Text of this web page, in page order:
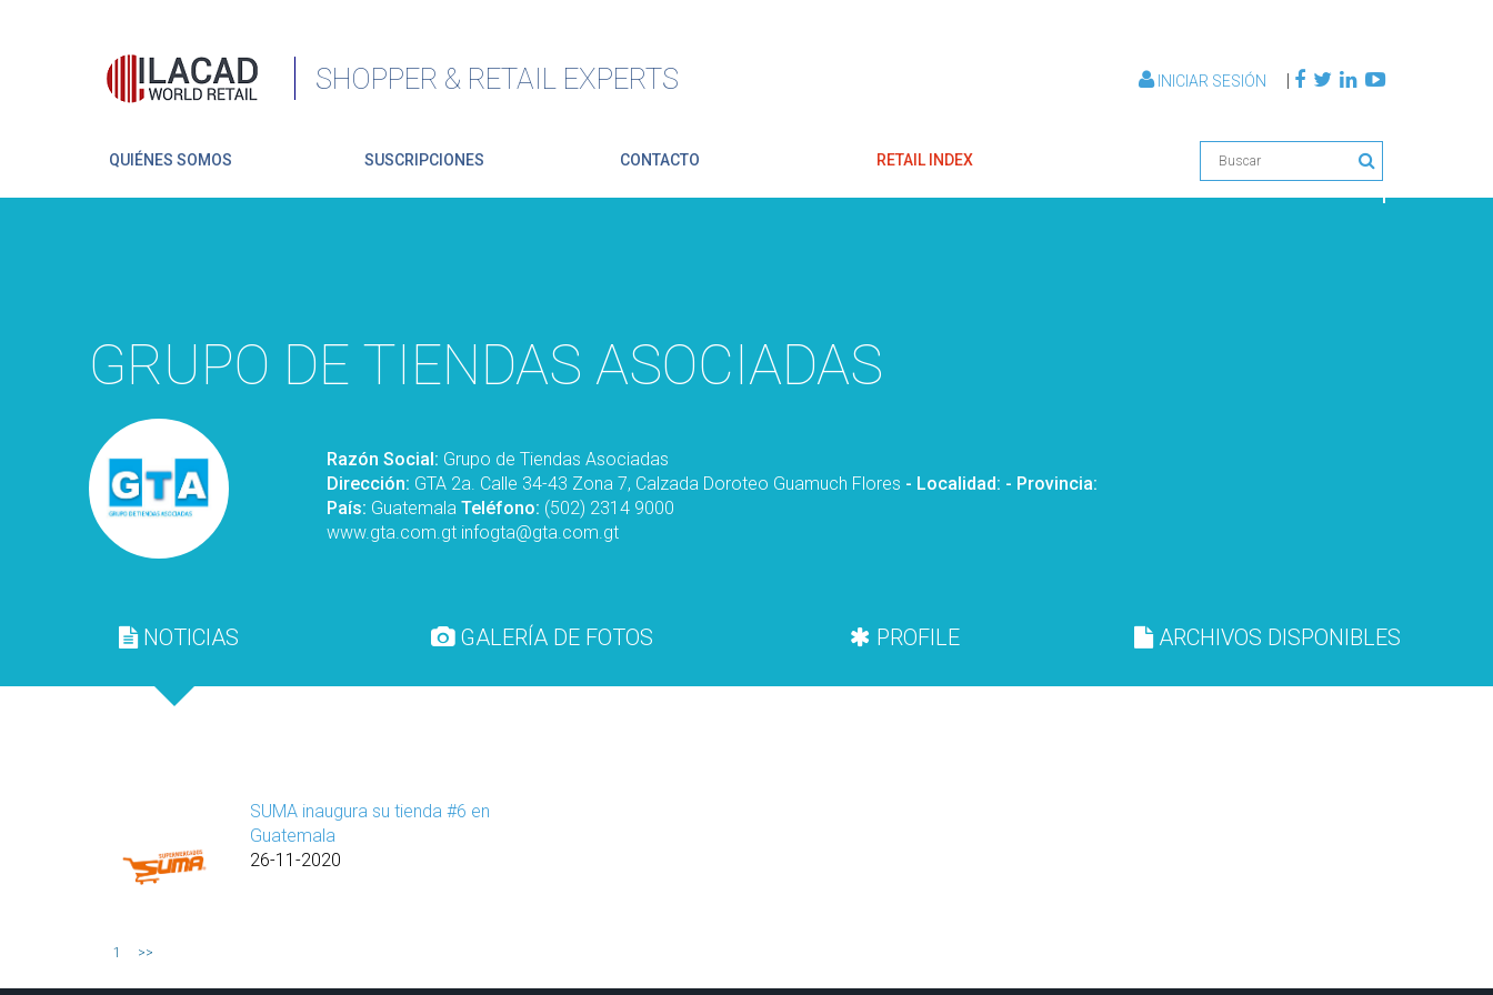
SHOPPER & RETAIL EXPERTS INICIAR SESIÓN |
QUIÉNES SOMOS SUSCRIPCIONES CONTACTO RETAIL INDEX
GRUPO DE TIENDAS ASOCIADAS
Razón Social: Grupo de Tiendas Asociadas
Dirección: GTA 2a. Calle 34-43 Zona 7, Calzada Doroteo Guamuch Flores - Localidad: - Provincia:
País: Guatemala Teléfono: (502) 2314 9000
www.gta.com.gt infogta@gta.com.gt
NOTICIAS GALERÍA DE FOTOS PROFILE ARCHIVOS DISPONIBLES
SUMA inaugura su tienda #6 en
Guatemala
26-11-2020
1 >>